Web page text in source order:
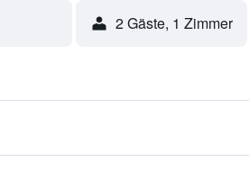
2 Gäste, 1 Zimmer